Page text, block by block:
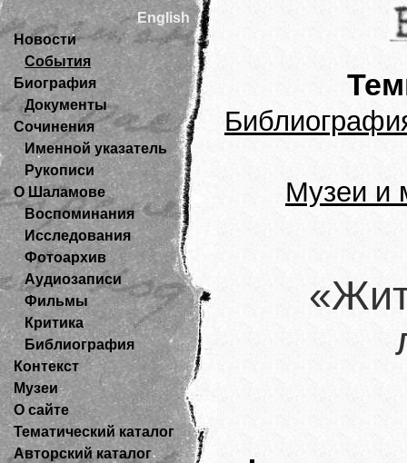
English
Новости
События
Биография
Документы
Сочинения
Именной указатель
Рукописи
О Шаламове
Воспоминания
Исследования
Фотоархив
Аудиозаписи
Фильмы
Критика
Библиография
Контекст
Музеи
О сайте
Тематический каталог
Авторский каталог
Музеи и